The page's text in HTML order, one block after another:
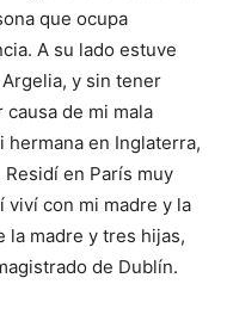
que ocupa
A su lado estuve
y sin tener
de mi mala
hermana en Inglaterra,
en París muy
viví con mi madre y la
la madre y tres hijas,
de Dublín.